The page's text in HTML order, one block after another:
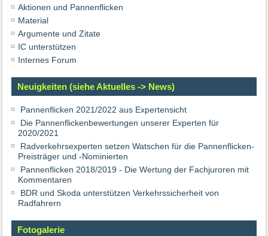
Aktionen und Pannenflicken
Material
Argumente und Zitate
IC unterstützen
Internes Forum
Neuigkeiten (siehe Aktuelles -> News)
Pannenflicken 2021/2022 aus Expertensicht
Die Pannenflickenbewertungen unserer Experten für
2020/2021
Radverkehrsexperten setzen Watschen für die Pannenflicken-
Preisträger und -Nominierten
Pannenflicken 2018/2019 - Die Wertung der Fachjuroren mit
Kommentaren
BDR und Skoda unterstützen Verkehrssicherheit von
Radfahrern
Fotogalerie